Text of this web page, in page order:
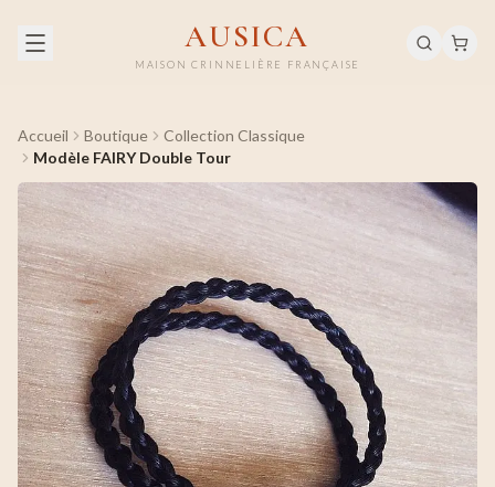
AUSICA
MAISON CRINNELIÈRE FRANÇAISE
Accueil Boutique
Collection Classique
Modèle FAIRY Double Tour